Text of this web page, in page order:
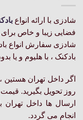
شادزی با ارائه انواع
فضایی زیبا و خاص
شادزی سفارش انواع
بادکنک ، با هلیوم و یا
روز تحویل بگیرید.
ارسال ها داخل تهران
انجام می گردد.